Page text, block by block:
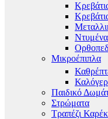
Μικροέπιπλα
Παιδικό
Στρώματα
Τραπέζι